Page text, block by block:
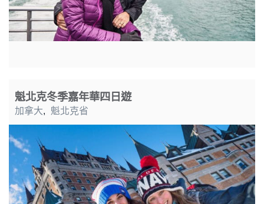
魁北克冬季嘉年華四日遊
加拿大, 魁北克省